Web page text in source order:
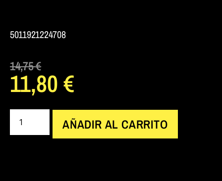
5011921224708
14,75€
11,80€
AÑADIR AL CARRITO